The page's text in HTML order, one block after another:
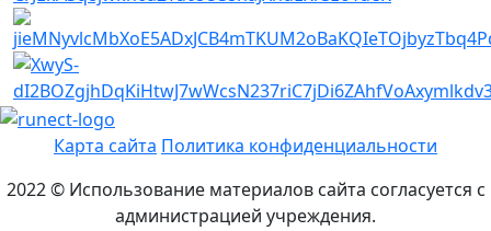
Карта сайта Политика конфиденциальности
2022 © Использование материалов сайта согласуется с
администрацией учреждения.